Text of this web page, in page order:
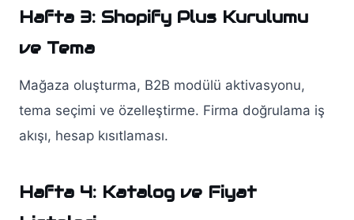
Hafta 3: Shopify Plus Kurulumu
ve Tema
Mağaza oluşturma, B2B modülü aktivasyonu,
tema seçimi ve özelleştirme. Firma doğrulama iş
akışı, hesap kısıtlaması.
Hafta 4: Katalog ve Fiyat